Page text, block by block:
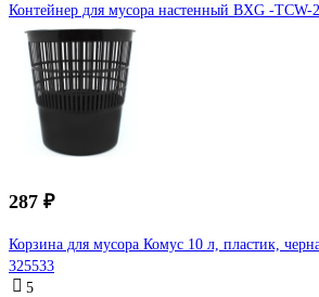
Контейнер для мусора настенный BXG -TCW-
287 ₽
Корзина для мусора Комус 10 л, пластик,
325533
5